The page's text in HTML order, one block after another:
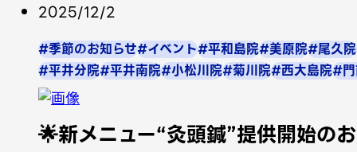
2025/12/2
#季節のお知らせ#イベント#平和島院#美原院#尾久院
#平井分院#平井南院#小松川院#菊川院#西大島院#門
🌟新メニュー“灸頭鍼”提供開始の